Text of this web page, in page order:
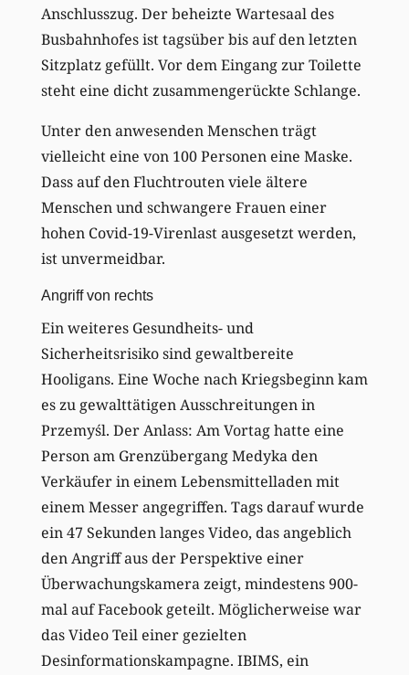
Anschlusszug. Der beheizte Wartesaal des
Busbahnhofes ist tagsüber bis auf den letzten
Sitzplatz gefüllt. Vor dem Eingang zur Toilette
steht eine dicht zusammengerückte Schlange.
Unter den anwesenden Menschen trägt
vielleicht eine von 100 Personen eine Maske.
Dass auf den Fluchtrouten viele ältere
Menschen und schwangere Frauen einer
hohen Covid-19-Virenlast ausgesetzt werden,
ist unvermeidbar.
Angriff von rechts
Ein weiteres Gesundheits- und
Sicherheitsrisiko sind gewaltbereite
Hooligans. Eine Woche nach Kriegsbeginn kam
es zu gewalttätigen Ausschreitungen in
Przemyśl. Der Anlass: Am Vortag hatte eine
Person am Grenzübergang Medyka den
Verkäufer in einem Lebensmittelladen mit
einem Messer angegriffen. Tags darauf wurde
ein 47 Sekunden langes Video, das angeblich
den Angriff aus der Perspektive einer
Überwachungskamera zeigt, mindestens 900-
mal auf Facebook geteilt. Möglicherweise war
das Video Teil einer gezielten
Desinformationskampagne. IBIMS, ein